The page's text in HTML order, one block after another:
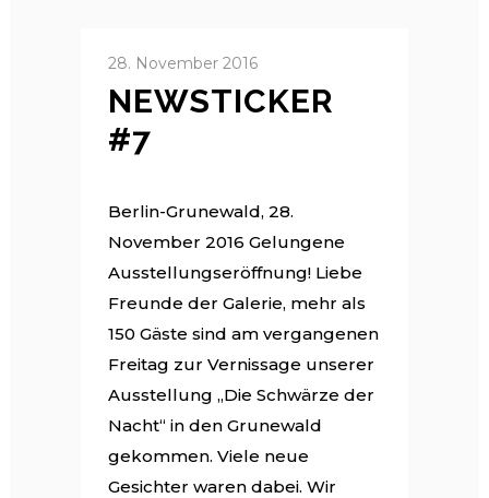
28. November 2016
NEWSTICKER
#7
Berlin-Grunewald, 28.
November 2016 Gelungene
Ausstellungseröffnung! Liebe
Freunde der Galerie, mehr als
150 Gäste sind am vergangenen
Freitag zur Vernissage unserer
Ausstellung „Die Schwärze der
Nacht“ in den Grunewald
gekommen. Viele neue
Gesichter waren dabei. Wir